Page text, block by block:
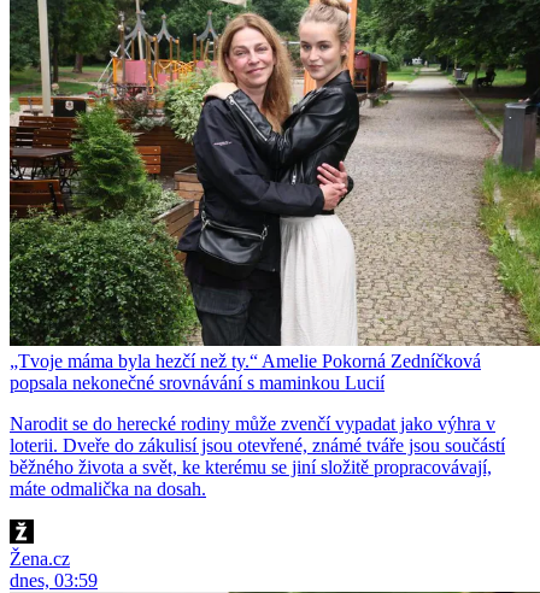
„Tvoje máma byla hezčí než ty.“ Amelie Pokorná Zedníčková
popsala nekonečné srovnávání s maminkou Lucií
Narodit se do herecké rodiny může zvenčí vypadat jako výhra v
loterii. Dveře do zákulisí jsou otevřené, známé tváře jsou součástí
běžného života a svět, ke kterému se jiní složitě propracovávají,
máte odmalička na dosah.
Žena.cz
dnes, 03:59